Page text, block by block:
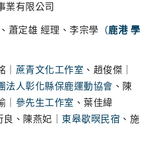
業有限公司
蕭定雄 經理、李宗學 （鹿港 學
蔗青文化工作室 、趙俊傑｜
法人彰化縣保鹿運動協會 、陳
｜ 參先生工作室 、葉佳緯
、陳燕妃｜ 東皋歇暝民宿 、施